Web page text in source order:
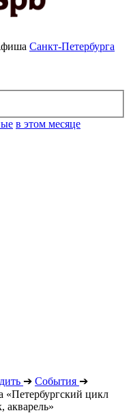
Санкт-Петербурга
в этом месяце
➔ События ➔
«Петербургский цикл
акварель»